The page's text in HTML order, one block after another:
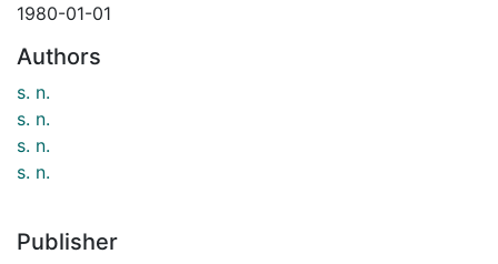
1980-01-01
Authors
s. n.
s. n.
s. n.
s. n.
Publisher